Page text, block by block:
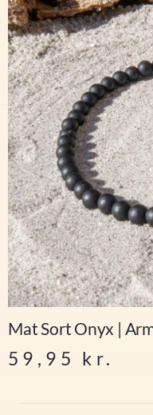
Mat Sort Onyx |
59,95 kr.